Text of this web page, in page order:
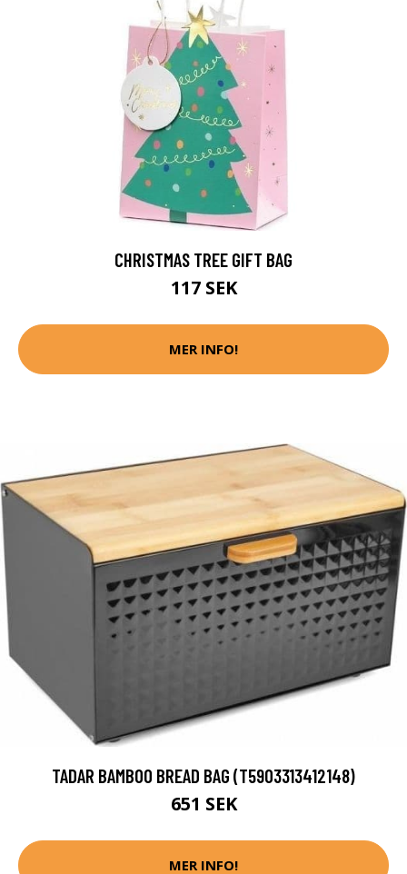
CHRISTMAS TREE GIFT BAG
117 SEK
MER INFO!
TADAR BAMBOO BREAD BAG (T5903313412148)
651 SEK
MER INFO!